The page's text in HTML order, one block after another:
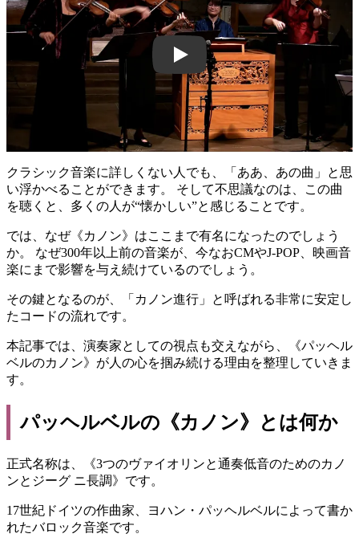
JvNQLJ1_HQ0
クラシック音楽に詳しくない人でも、「ああ、あの曲」と思
い浮かべることができます。 そして不思議なのは、この曲
を聴くと、多くの人が“懐かしい”と感じることです。
では、なぜ《カノン》はここまで有名になったのでしょう
か。 なぜ300年以上前の音楽が、今なおCMやJ-POP、映画音
楽にまで影響を与え続けているのでしょう。
その鍵となるのが、「カノン進行」と呼ばれる非常に安定し
たコードの流れです。
本記事では、演奏家としての視点も交えながら、《パッヘル
ベルのカノン》が人の心を掴み続ける理由を整理していきま
す。
パッヘルベルの《カノン》とは何か
正式名称は、《3つのヴァイオリンと通奏低音のためのカノ
ンとジーグ ニ長調》です。
17世紀ドイツの作曲家、ヨハン・パッヘルベルによって書か
れたバロック音楽です。